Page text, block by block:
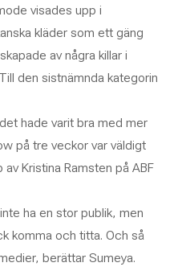
visades upp i
kläder som ett gäng
av några killar i
den sistnämnda kategorin
hade varit bra med mer
på tre veckor var väldigt
Kristina Ramsten på ABF
ha en stor publik, men
komma och titta. Och så
berättar Sumeya.